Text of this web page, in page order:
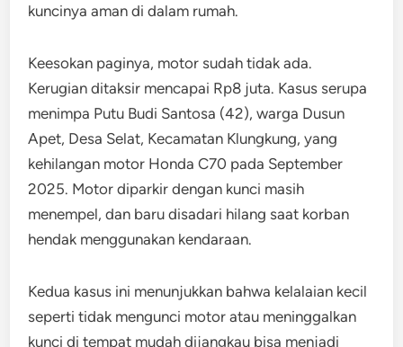
kuncinya aman di dalam rumah.
Keesokan paginya, motor sudah tidak ada.
Kerugian ditaksir mencapai Rp8 juta. Kasus serupa
menimpa Putu Budi Santosa (42), warga Dusun
Apet, Desa Selat, Kecamatan Klungkung, yang
kehilangan motor Honda C70 pada September
2025. Motor diparkir dengan kunci masih
menempel, dan baru disadari hilang saat korban
hendak menggunakan kendaraan.
Kedua kasus ini menunjukkan bahwa kelalaian kecil
seperti tidak mengunci motor atau meninggalkan
kunci di tempat mudah dijangkau bisa menjadi